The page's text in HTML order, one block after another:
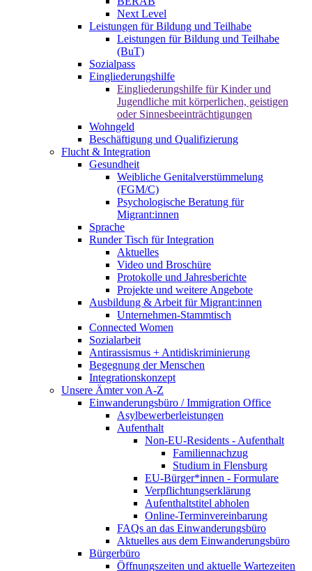
Next Level
Leistungen für Bildung und Teilhabe
Leistungen für Bildung und Teilhabe
(BuT)
Sozialpass
Eingliederungshilfe
Eingliederungshilfe für Kinder und
Jugendliche mit körperlichen, geistigen
oder Sinnesbeeinträchtigungen
Wohngeld
Beschäftigung und Qualifizierung
Flucht & Integration
Gesundheit
Weibliche Genitalverstümmelung
(FGM/C)
Psychologische Beratung für
Migrant:innen
Sprache
Runder Tisch für Integration
Aktuelles
Video und Broschüre
Protokolle und Jahresberichte
Projekte und weitere Angebote
Ausbildung & Arbeit für Migrant:innen
Unternehmen-Stammtisch
Connected Women
Sozialarbeit
Antirassismus + Antidiskriminierung
Begegnung der Menschen
Integrationskonzept
Unsere Ämter von A-Z
Einwanderungsbüro / Immigration Office
Asylbewerberleistungen
Aufenthalt
Non-EU-Residents - Aufenthalt
Familiennachzug
Studium in Flensburg
EU-Bürger*innen - Formulare
Verpflichtungserklärung
Aufenthaltstitel abholen
Online-Terminvereinbarung
FAQs an das Einwanderungsbüro
Aktuelles aus dem Einwanderungsbüro
Bürgerbüro
Öffnungszeiten und aktuelle Wartezeiten